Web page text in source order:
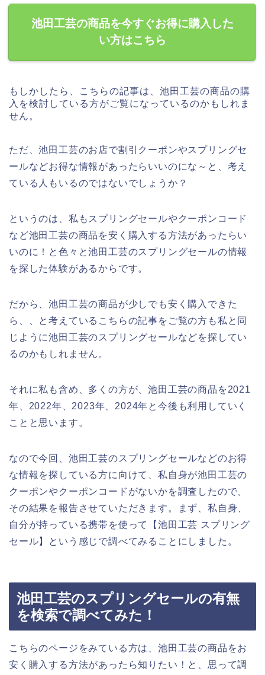
池田工芸の商品を今すぐお得に購入した
い方はこちら
もしかしたら、こちらの記事は、池田工芸の商品の購
入を検討している方がご覧になっているのかもしれま
せん。
ただ、池田工芸のお店で割引クーポンやスプリングセ
ールなどお得な情報があったらいいのにな～と、考え
ている人もいるのではないでしょうか？
というのは、私もスプリングセールやクーポンコード
など池田工芸の商品を安く購入する方法があったらい
いのに！と色々と池田工芸のスプリングセールの情報
を探した体験があるからです。
だから、池田工芸の商品が少しでも安く購入できた
ら、、と考えているこちらの記事をご覧の方も私と同
じように池田工芸のスプリングセールなどを探してい
るのかもしれません。
それに私も含め、多くの方が、池田工芸の商品を2021
年、2022年、2023年、2024年と今後も利用していく
ことと思います。
なので今回、池田工芸のスプリングセールなどのお得
な情報を探している方に向けて、私自身が池田工芸の
クーポンやクーポンコードがないかを調査したので、
その結果を報告させていただきます。まず、私自身、
自分が持っている携帯を使って【池田工芸 スプリング
セール】という感じで調べてみることにしました。
池田工芸のスプリングセールの有無
を検索で調べてみた！
こちらのページをみている方は、池田工芸の商品をお
安く購入する方法があったら知りたい！と、思って調